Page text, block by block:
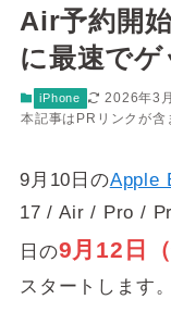
Air予約開
に最速で
iPhone 2026年3
本記事はPRリンクが含
9月10日のApple
17 / Air / Pro /
日の9月12日
スタートします。